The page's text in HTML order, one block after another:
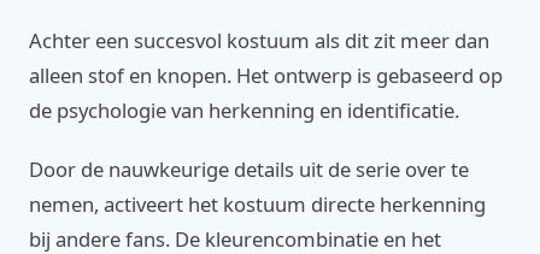
Achter een succesvol kostuum als dit zit meer dan
alleen stof en knopen. Het ontwerp is gebaseerd op
de psychologie van herkenning en identificatie.
Door de nauwkeurige details uit de serie over te
nemen, activeert het kostuum directe herkenning
bij andere fans. De kleurencombinatie en het